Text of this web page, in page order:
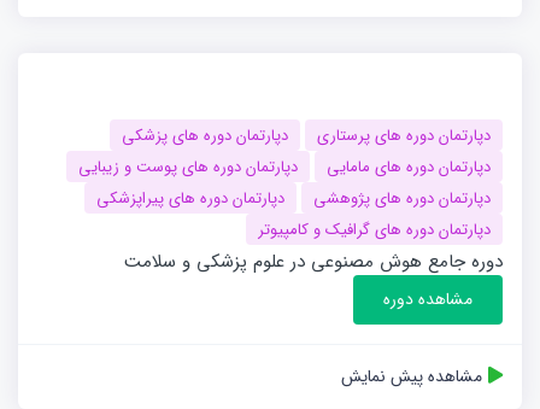
دپارتمان دوره های پرستاری
دپارتمان دوره های پزشکی
دپارتمان دوره های مامایی
دپارتمان دوره های پوست و زیبایی
دپارتمان دوره های پژوهشی
دپارتمان دوره های پیراپزشکی
دپارتمان دوره های گرافیک و کامپیوتر
دوره جامع هوش مصنوعی در علوم پزشکی و سلامت
مشاهده دوره
مشاهده پیش نمایش